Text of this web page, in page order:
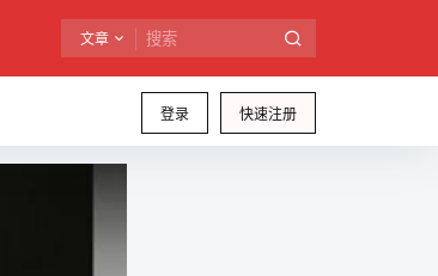
文章
登录 快速注册